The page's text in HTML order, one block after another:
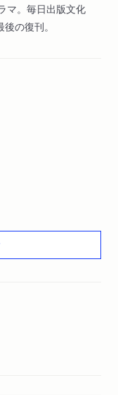
マ。毎日出版文化
の復刊。
ド）